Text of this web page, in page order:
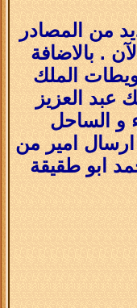
من المصادر
. بالاضافة
الملك
عبد العزيز
و الساحل
من عام 1343 و لغاية 1346 هجرية ثم تم ارسال امير من
ابو طقيقة